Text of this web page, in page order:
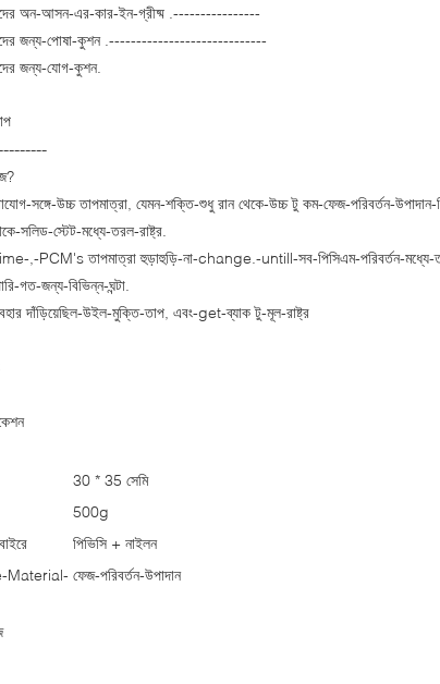
অন-আসন-এর-কার-ইন-গ্রীষ্ম .----------------
জন্য-পোষা-কুশন .-----------------------------
জন্য-যোগ-কুশন.
সঙ্গে-উচ্চ তাপমাত্রা, যেমন-শক্তি-শুধু রান থেকে-উচ্চ টু কম-ফেজ-পরিবর্তন-
সলিড-স্টেট-মধ্যে-তরল-রাষ্ট্র.
,-PCM's তাপমাত্রা হুড়াহুড়ি-না-change.-untill-সব-পিসিএম-পরিবর্তন-মধ্যে-
গত-জন্য-বিভিন্ন-ঘন্টা.
দাঁড়িয়েছিল-উইল-মুক্তি-তাপ, এবং-get-ব্যাক টু-মূল-রাষ্ট্র
30 * 35 সেমি
500g
পিভিসি + নাইলন
Material- ফেজ-পরিবর্তন-উপাদান